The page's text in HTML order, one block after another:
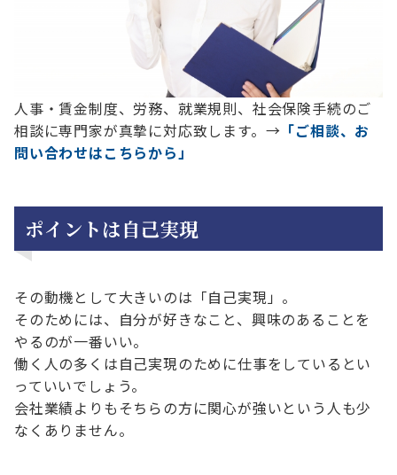
人事・賃金制度、労務、就業規則、社会保険手続のご
相談に専門家が真摯に対応致します。→ 「ご相談、お
問い合わせはこちらから」
ポイントは自己実現
その動機として大きいのは「自己実現」。
そのためには、自分が好きなこと、興味のあることを
やるのが一番いい。
働く人の多くは自己実現のために仕事をしているとい
っていいでしょう。
会社業績よりもそちらの方に関心が強いという人も少
なくありません。